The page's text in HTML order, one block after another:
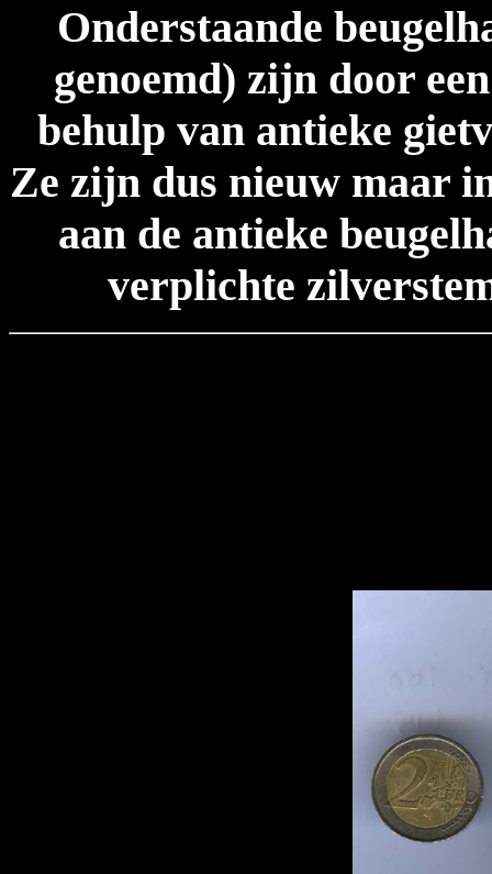
Onderstaande
genoemd) zijn door
behulp van antieke
Ze zijn dus nieuw maar
aan de antieke
verplichte